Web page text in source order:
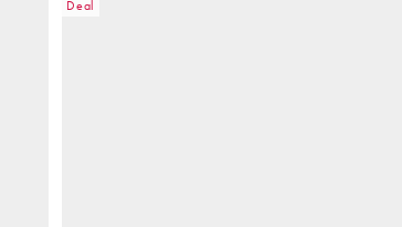
Deal